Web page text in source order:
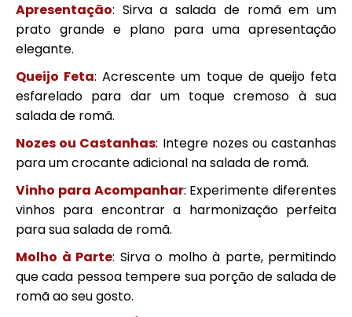
Apresentação: Sirva a salada de romã em um
prato grande e plano para uma apresentação
elegante.
Queijo Feta: Acrescente um toque de queijo feta
esfarelado para dar um toque cremoso à sua
salada de romã.
Nozes ou Castanhas: Integre nozes ou castanhas
para um crocante adicional na salada de romã.
Vinho para Acompanhar: Experimente diferentes
vinhos para encontrar a harmonização perfeita
para sua salada de romã.
Molho à Parte: Sirva o molho à parte, permitindo
que cada pessoa tempere sua porção de salada de
romã ao seu gosto.